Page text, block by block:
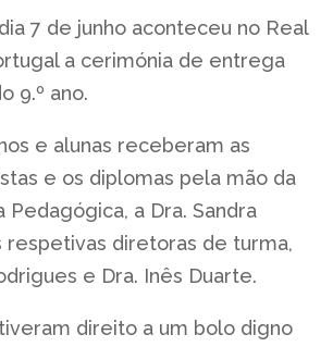
7 de junho aconteceu no Real
a cerimónia de entrega
9.º ano.
e alunas receberam as
e os diplomas pela mão da
Pedagógica, a Dra. Sandra
respetivas diretoras de turma,
e Dra. Inês Duarte.
direito a um bolo digno